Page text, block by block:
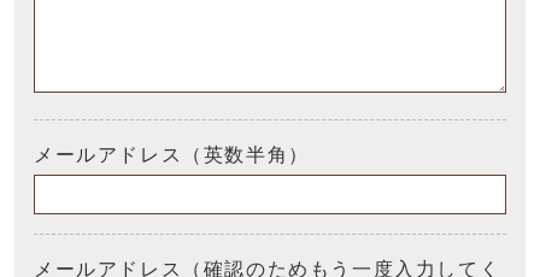
メールアドレス（英数半角）
メールアドレス（確認のためもう一度入力してく